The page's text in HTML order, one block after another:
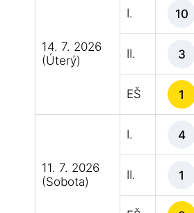
14. 7. 2026
(Úterý)
I. 10
II. 3
EŠ 1
11. 7. 2026
(Sobota)
I. 4
II. 1